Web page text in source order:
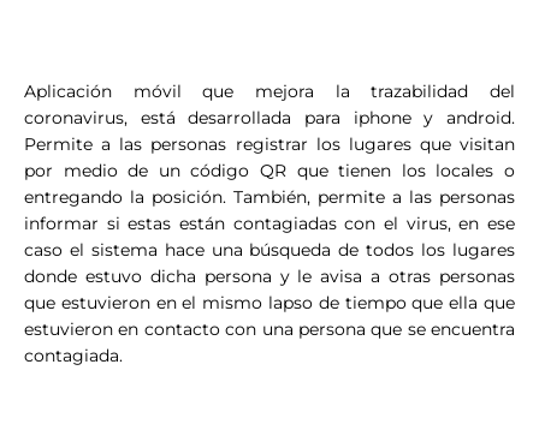
Aplicación móvil que mejora la trazabilidad del
coronavirus, está desarrollada para iphone y android.
Permite a las personas registrar los lugares que visitan
por medio de un código QR que tienen los locales o
entregando la posición. También, permite a las personas
informar si estas están contagiadas con el virus, en ese
caso el sistema hace una búsqueda de todos los lugares
donde estuvo dicha persona y le avisa a otras personas
que estuvieron en el mismo lapso de tiempo que ella que
estuvieron en contacto con una persona que se encuentra
contagiada.